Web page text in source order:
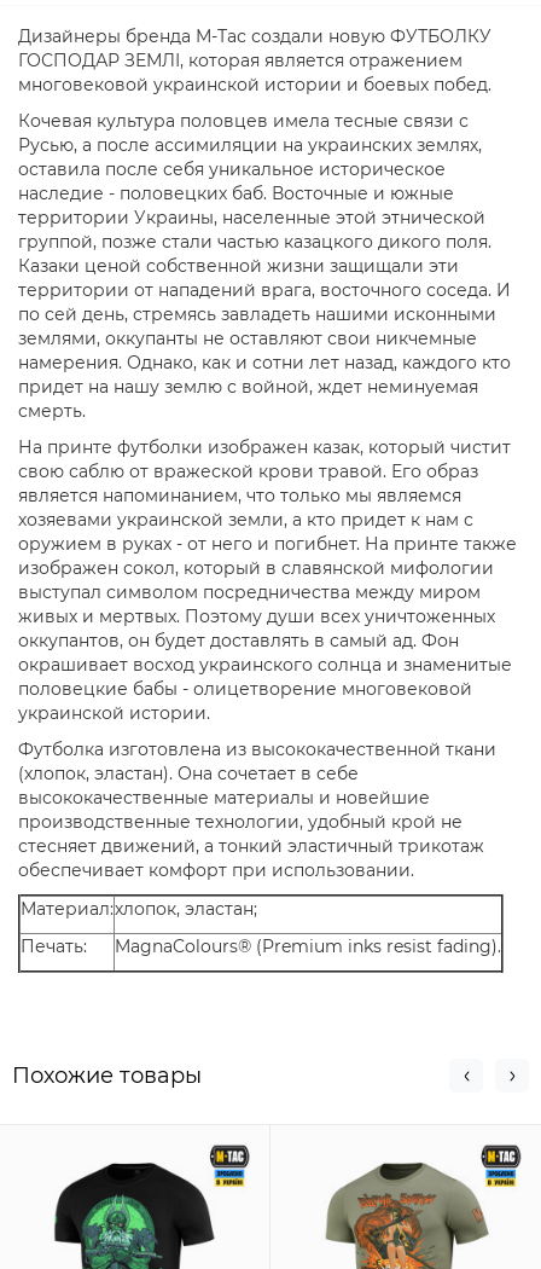
Дизайнеры бренда М-Тас создали новую ФУТБОЛКУ
ГОСПОДАР ЗЕМЛІ, которая является отражением
многовековой украинской истории и боевых побед.
Кочевая культура половцев имела тесные связи с
Русью, а после ассимиляции на украинских землях,
оставила после себя уникальное историческое
наследие - половецких баб. Восточные и южные
территории Украины, населенные этой этнической
группой, позже стали частью казацкого дикого поля.
Казаки ценой собственной жизни защищали эти
территории от нападений врага, восточного соседа. И
по сей день, стремясь завладеть нашими исконными
землями, оккупанты не оставляют свои никчемные
намерения. Однако, как и сотни лет назад, каждого кто
придет на нашу землю с войной, ждет неминуемая
смерть.
На принте футболки изображен казак, который чистит
свою саблю от вражеской крови травой. Его образ
является напоминанием, что только мы являемся
хозяевами украинской земли, а кто придет к нам с
оружием в руках - от него и погибнет. На принте также
изображен сокол, который в славянской мифологии
выступал символом посредничества между миром
живых и мертвых. Поэтому души всех уничтоженных
оккупантов, он будет доставлять в самый ад. Фон
окрашивает восход украинского солнца и знаменитые
половецкие бабы - олицетворение многовековой
украинской истории.
Футболка изготовлена из высококачественной ткани
(хлопок, эластан). Она сочетает в себе
высококачественные материалы и новейшие
производственные технологии, удобный крой не
стесняет движений, а тонкий эластичный трикотаж
обеспечивает комфорт при использовании.
Материал:хлопок, эластан;
Печать:
MagnaColours® (Premium inks resist fading).
Похожие товары